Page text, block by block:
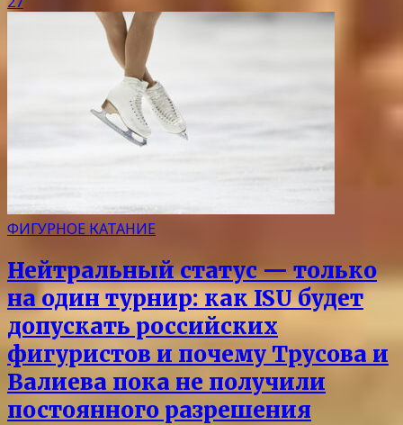
ФИГУРНОЕ КАТАНИЕ
Нейтральный статус — только
на один турнир: как ISU будет
допускать российских
фигуристов и почему Трусова и
Валиева пока не получили
постоянного разрешения